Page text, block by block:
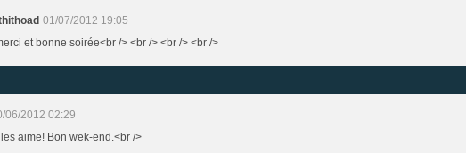
01/07/2012 19:05
et bonne soirée<br /> <br /> <br /> <br />
06/2012 02:29
aime! Bon wek-end.<br />